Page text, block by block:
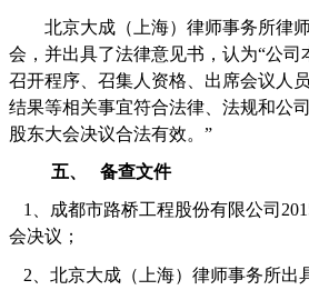
北京大成（上海）律师事务所律
会，并出具了法律意见书，认为“公司
召开程序、召集人资格、出席会议人
结果等相关事宜符合法律、法规和公
股东大会决议合法有效。”
五、 备查文件
1、成都市路桥工程股份有限公司
会决议；
2 、北京大成（上海）律师事务所出